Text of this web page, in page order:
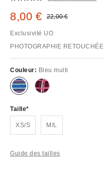
Prix remisé :
8,00 € Prix d'origine :
22,00 €
Exclusivité UO
PHOTOGRAPHIE RETOUCHÉE
Couleur: Bleu multi
Taille
XS/S M/L
Guide des tailles